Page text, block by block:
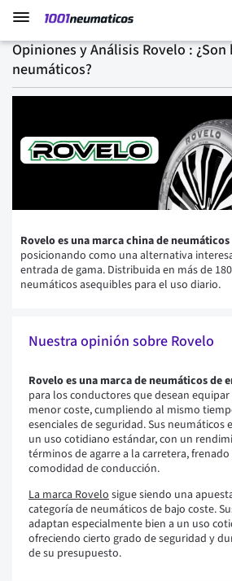
Opiniones y Análisis Rovelo : ¿Son
neumáticos?
Rovelo es una marca china de neumáticos
posicionando como una alternativa
entrada de gama. Distribuida en más de
neumáticos asequibles para el uso diario.
Nuestra opinión sobre Rovelo
Rovelo es una marca de neumáticos de
para los conductores que desean
menor coste, cumpliendo al mismo
esenciales de seguridad. Sus neumáticos
un uso cotidiano estándar, con un
términos de agarre a la carretera,
comodidad de conducción.
La marca Rovelo sigue siendo una
categoría de neumáticos de bajo coste.
adaptan especialmente bien a un uso
ofreciendo cierto grado de seguridad y
de su presupuesto.